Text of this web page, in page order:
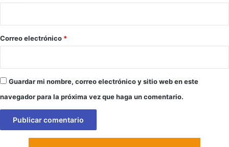
*
Correo electrónico *
Guardar mi nombre, correo electrónico y sitio web en este
navegador para la próxima vez que haga un comentario.